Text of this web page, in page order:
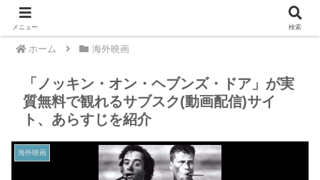
ホーム 海外映画
「ノッキン・オン・ヘブンズ・ドア」が実
質無料で観れるサブスク(動画配信)サイ
ト、あらすじを紹介
海外映画
メニュー 検索